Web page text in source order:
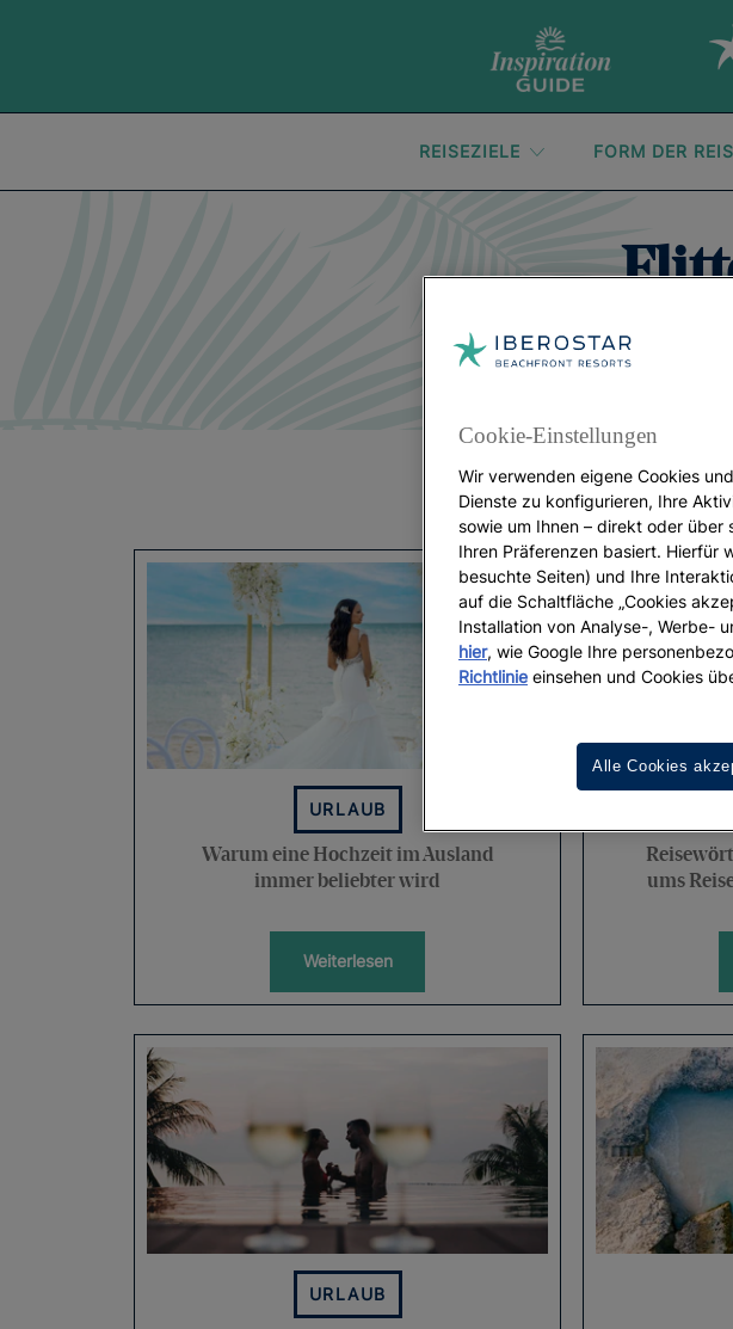
REISEZIELE FORM DER
URLAUB
Warum eine Hochzeit im Ausland
immer beliebter wird
Weiterlesen
ums
URLAUB
Cookie-Einstellungen
Wir verwenden eigene Cookies
Dienste zu konfigurieren, Ihre
sowie um Ihnen – direkt oder
Ihren Präferenzen basiert. Hierfür
besuchte Seiten) und Ihre
auf die Schaltfläche „Cookies
Installation von Analyse-, Werbe-
hier, wie Google Ihre
Richtlinie einsehen und Cookies
Alle Cookies